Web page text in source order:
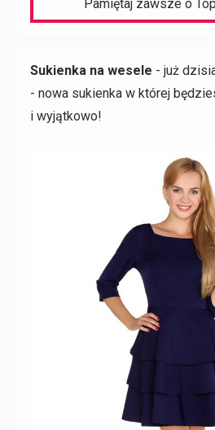
Pamiętaj zawsze o
Sukienka na wesele - już
- nowa sukienka w której
i wyjątkowo!